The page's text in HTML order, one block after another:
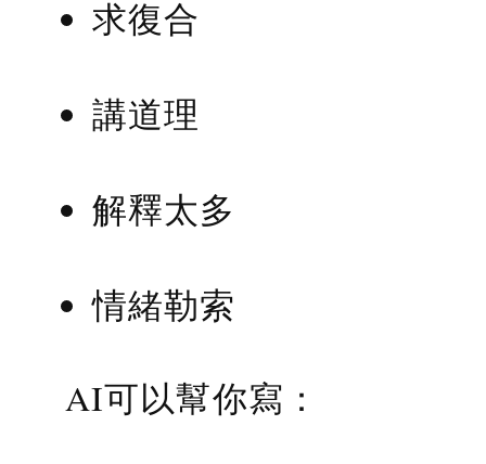
求復合
講道理
解釋太多
情緒勒索
AI可以幫你寫：